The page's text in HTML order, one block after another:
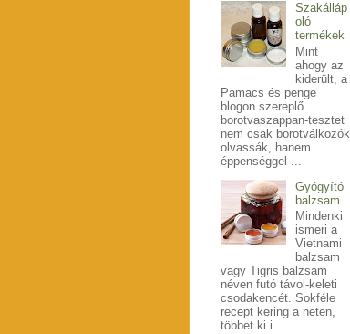
Szakálláp
oló
termékek
Mint
ahogy az
kiderült, a
Pamacs és penge
blogon szereplő
borotvaszappan-tesztet
nem csak borotválkozók
olvassák, hanem
éppenséggel ...
Gyógyító
balzsam
Mindenki
ismeri a
Vietnami
balzsam
vagy Tigris balzsam
néven futó távol-keleti
csodakencét. Sokféle
recept kering a neten,
többet ki i...